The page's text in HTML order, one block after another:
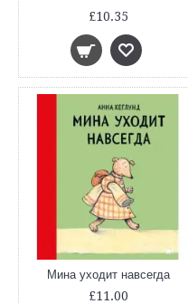
£10.35
Мина уходит навсегда
£11.00